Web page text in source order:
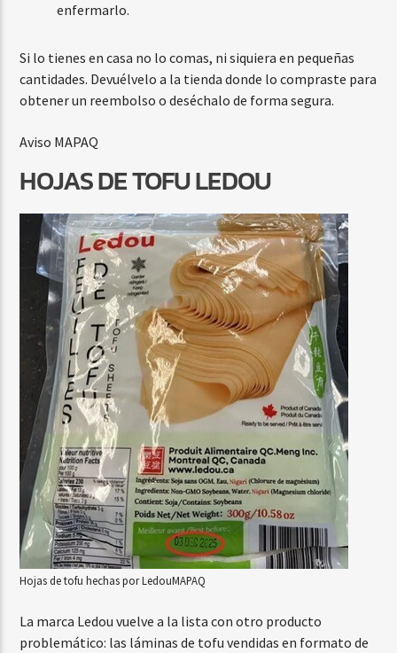
enfermarlo.
Si lo tienes en casa no lo comas, ni siquiera en pequeñas
cantidades. Devuélvelo a la tienda donde lo compraste para
obtener un reembolso o deséchalo de forma segura.
Aviso MAPAQ
HOJAS DE TOFU LEDOU
Hojas de tofu hechas por LedouMAPAQ
La marca Ledou vuelve a la lista con otro producto
problemático: las láminas de tofu vendidas en formato de